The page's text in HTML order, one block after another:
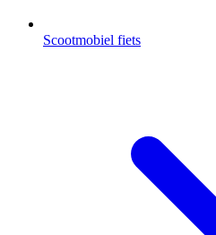
Scootmobiel fiets